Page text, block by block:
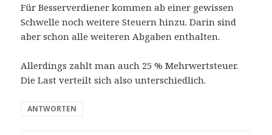
Für Besserverdiener kommen ab einer gewissen
Schwelle noch weitere Steuern hinzu. Darin sind
aber schon alle weiteren Abgaben enthalten.
Allerdings zahlt man auch 25 % Mehrwertsteuer.
Die Last verteilt sich also unterschiedlich.
ANTWORTEN